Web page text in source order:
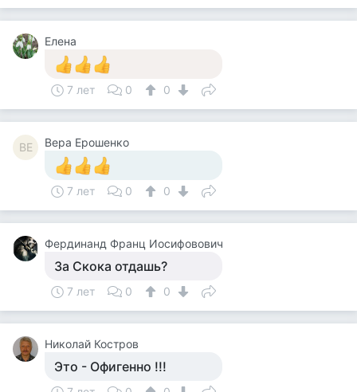
Елена
7 лет 0 0
ВЕ Вера Ерошенко
7 лет 0 0
Фердинанд Франц Иосифовович
За Скока отдашь?
7 лет 0 0
Николай Костров
Это - Офигенно !!!